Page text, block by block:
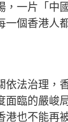
一片「中
個香港人
法治理，
臨的嚴峻
也不能再